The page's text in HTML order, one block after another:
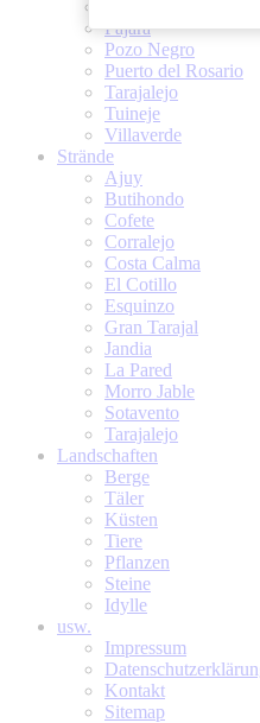
Pajara
Pozo Negro
Puerto del Rosario
Tarajalejo
Tuineje
Villaverde
Strände
Ajuy
Butihondo
Cofete
Corralejo
Costa Calma
El Cotillo
Esquinzo
Gran Tarajal
Jandia
La Pared
Morro Jable
Sotavento
Tarajalejo
Landschaften
Berge
Täler
Küsten
Tiere
Pflanzen
Steine
Idylle
usw.
Impressum
Kontakt
Sitemap